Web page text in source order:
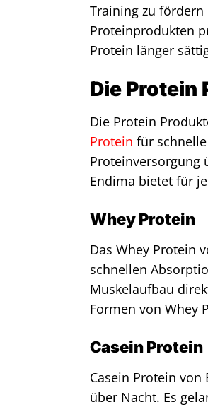
Training zu fördern
Proteinprodukten
Protein länger
Die Protein
Die Protein
Protein für
Proteinversorgung
Endima bietet für
Whey Protein
Das Whey Protein
schnellen
Muskelaufbau
Formen von Whey
Casein Protein
Casein Protein
über Nacht. Es